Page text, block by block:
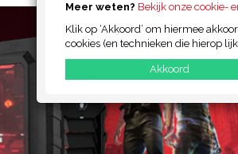
Meer weten? Bekijk onze cookie-
Klik op ‘Akkoord’ om hiermee
cookies (en technieken die hierop
Akkoord